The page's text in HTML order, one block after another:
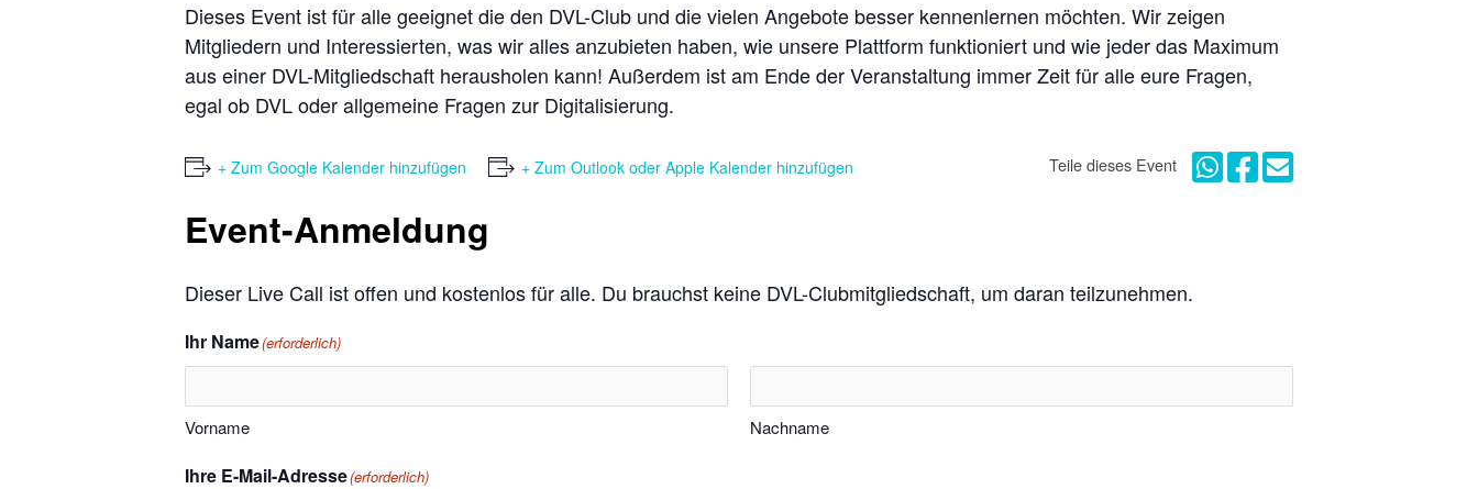
Dieses Event ist für alle geeignet die den DVL-Club und die vielen Angebote besser kennenlernen möchten. Wir zeigen
Mitgliedern und Interessierten, was wir alles anzubieten haben, wie unsere Plattform funktioniert und wie jeder das Maximum
aus einer DVL-Mitgliedschaft herausholen kann! Außerdem ist am Ende der Veranstaltung immer Zeit für alle eure Fragen,
egal ob DVL oder allgemeine Fragen zur Digitalisierung.
+ Zum Google Kalender hinzufügen + Zum Outlook oder Apple Kalender hinzufügen Teile dieses Event
Event-Anmeldung
Dieser Live Call ist offen und kostenlos für alle. Du brauchst keine DVL-Clubmitgliedschaft, um daran teilzunehmen.
Ihr Name(erforderlich)
Vorname Nachname
Ihre E-Mail-Adresse(erforderlich)